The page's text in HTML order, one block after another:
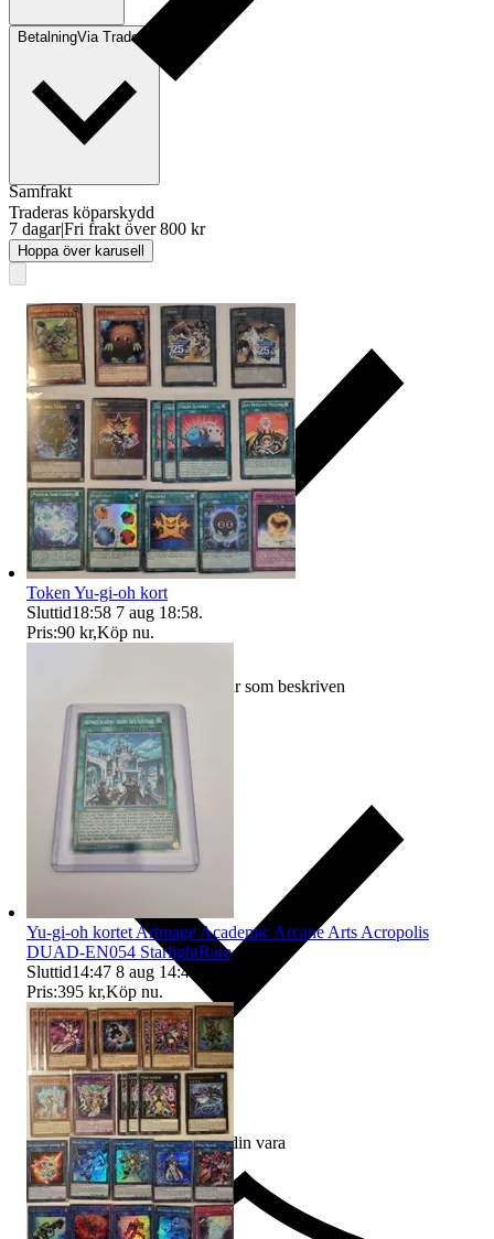
BetalningVia Tradera
Traderas köparskydd
Ersättning om varan inte är som beskriven
Ersättning om du inte får din vara
Samfrakt
7 dagar|Fri frakt över 800 kr
Hoppa över karusell
Token Yu-gi-oh kort
Sluttid18:58 7 aug 18:58.
Pris:90 kr,Köp nu.
Yu-gi-oh kortet Artmage Academic Arcane Arts Acropolis
DUAD-EN054 StarlightRare
Sluttid14:47 8 aug 14:47
Pris:395 kr,Köp nu.